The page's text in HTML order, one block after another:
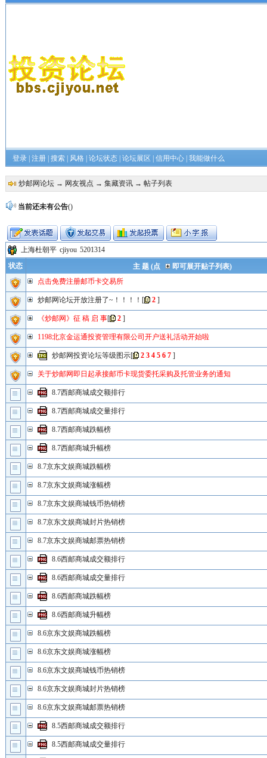
登录| 注册| 搜索| 风格| 论坛状态| 论坛展区 信用中心| 我能做什么
炒邮网论坛→ 网友视点 → 集藏资讯→ 帖子列表
当前还未有公告()
上海杜朝平 cjiyou 5201314
状态
主 题 (点
即可展开贴子列表)
点击免费注册邮币卡交易所
炒邮网论坛开放注册了~！！！！ [ 2]
《炒邮网》征 稿 启 事[ 2]
1198北京金运通投资管理有限公司开户送礼活动开始啦
炒邮网投资论坛等级图示[ 2 3 4 5 6 7]
关于炒邮网即日起承接邮币卡现货委托采购及托管业务的通知
8.7西邮商城成交额排行
8.7西邮商城成交量排行
8.7西邮商城跌幅榜
8.7西邮商城升幅榜
8.7京东文娱商城跌幅榜
8.7京东文娱商城涨幅榜
8.7京东文娱商城钱币热销榜
8.7京东文娱商城封片热销榜
8.7京东文娱商城邮票热销榜
8.6西邮商城成交额排行
8.6西邮商城成交量排行
8.6西邮商城跌幅榜
8.6西邮商城升幅榜
8.6京东文娱商城跌幅榜
8.6京东文娱商城涨幅榜
8.6京东文娱商城钱币热销榜
8.6京东文娱商城封片热销榜
8.6京东文娱商城邮票热销榜
8.5西邮商城成交额排行
8.5西邮商城成交量排行